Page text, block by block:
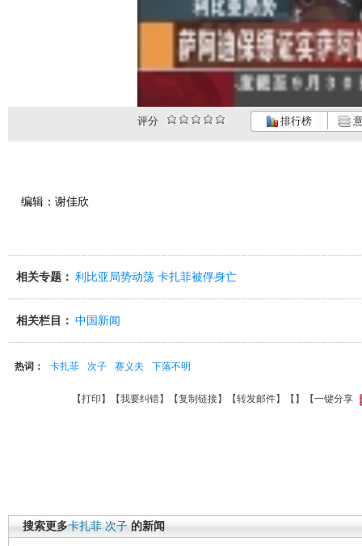
评分 排行榜
编辑：谢佳欣
相关专题： 利比亚局势动荡 卡扎菲被俘身亡
相关栏目： 中国新闻
热词： 卡扎菲 次子 赛义夫 下落不明
【打印 】【我要纠错】【复制链接】【转发邮件】【 】 【一键分享
搜索更多卡扎菲 次子 的新闻